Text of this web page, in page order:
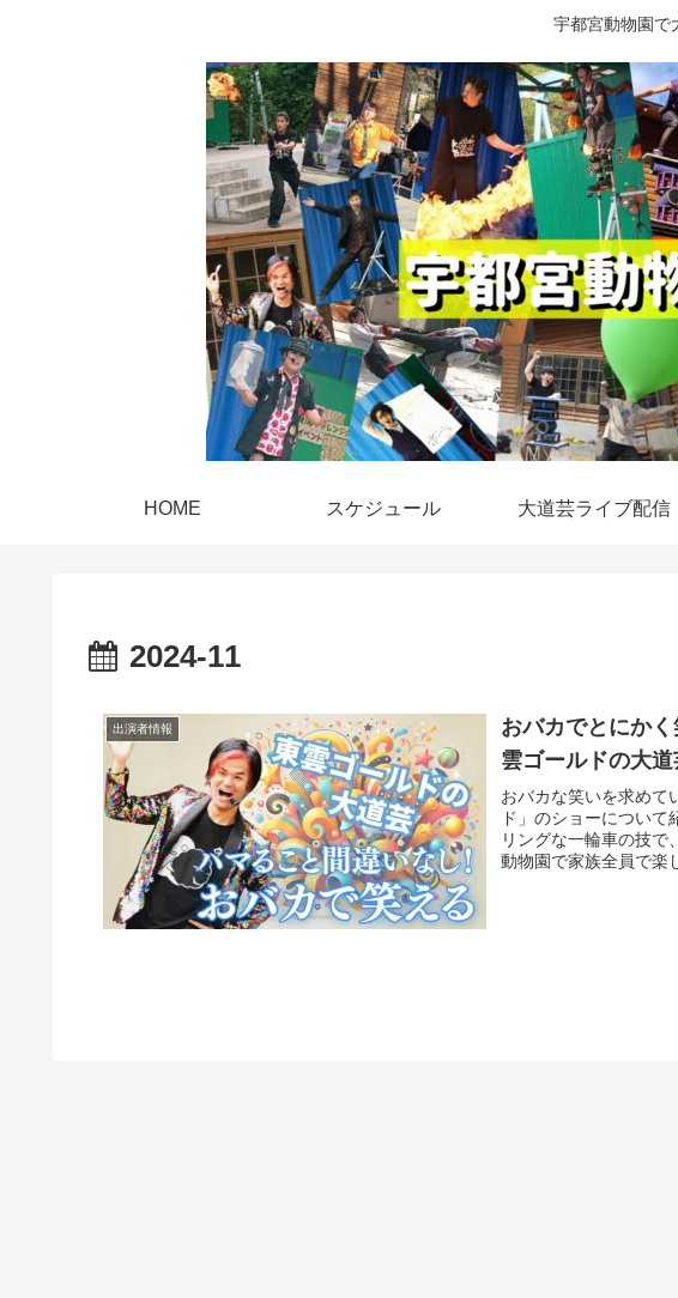
宇都宮動物園で
HOME スケジュール 大道芸ライブ配信
2024-11
出演者情報
おバカでとにか
雲ゴールドの大
おバカな笑いを求めて
ド」のショーについ
リングな一輪車の技で
動物園で家族全員で楽